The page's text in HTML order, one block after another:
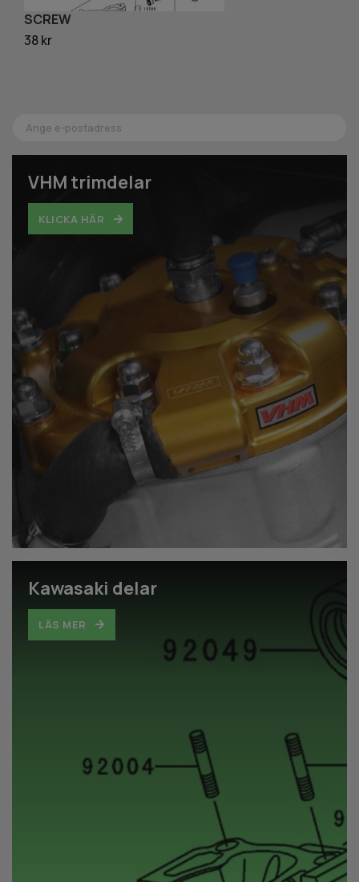
VHM trimdelar
KLICKA HÄR
Kawasaki delar
LÄS MER
SCREW
38 kr